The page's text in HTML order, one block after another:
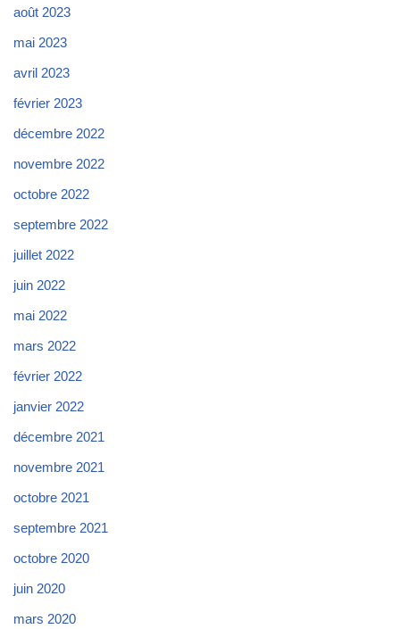
août 2023
mai 2023
avril 2023
février 2023
décembre 2022
novembre 2022
octobre 2022
septembre 2022
juillet 2022
juin 2022
mai 2022
mars 2022
février 2022
janvier 2022
décembre 2021
novembre 2021
octobre 2021
septembre 2021
octobre 2020
juin 2020
mars 2020